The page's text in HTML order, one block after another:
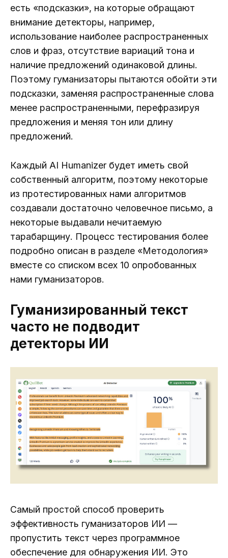
есть «подсказки», на которые обращают
внимание детекторы, например,
использование наиболее распространенных
слов и фраз, отсутствие вариаций тона и
наличие предложений одинаковой длины.
Поэтому гуманизаторы пытаются обойти эти
подсказки, заменяя распространенные слова
менее распространенными, перефразируя
предложения и меняя тон или длину
предложений.
Каждый AI Humanizer будет иметь свой
собственный алгоритм, поэтому некоторые
из протестированных нами алгоритмов
создавали достаточно человечное письмо, а
некоторые выдавали нечитаемую
тарабарщину. Процесс тестирования более
подробно описан в разделе «Методология»
вместе со списком всех 10 опробованных
нами гуманизаторов.
Гуманизированный текст
часто не подводит
детекторы ИИ
Самый простой способ проверить
эффективность гуманизаторов ИИ —
пропустить текст через программное
обеспечение для обнаружения ИИ. Это